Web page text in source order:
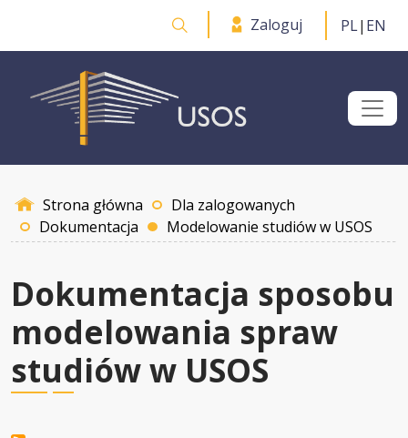
Przejdź do treści
Otwórz wyszukiwarkę
Zaloguj PL| EN
Strona główna
Dla zalogowanych
Dokumentacja
Modelowanie studiów w USOS
Dokumentacja sposobu
modelowania spraw
studiów w USOS